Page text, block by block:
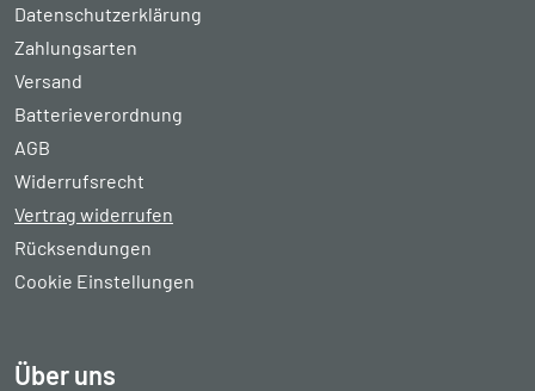
Datenschutzerklärung
Zahlungsarten
Versand
Batterieverordnung
AGB
Widerrufsrecht
Vertrag widerrufen
Rücksendungen
Cookie Einstellungen
Über uns